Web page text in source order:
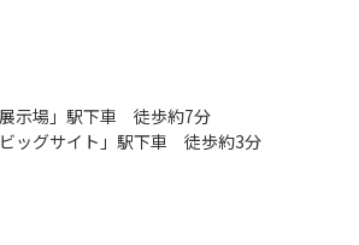
示場」駅下車 徒歩約7分
ッグサイト」駅下車 徒歩約3分